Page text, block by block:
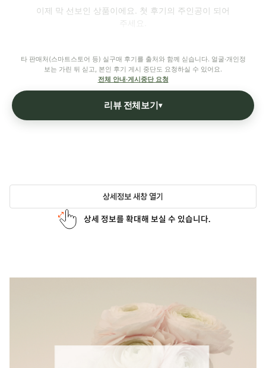
이제 막 선보인 상품이에요. 첫 후기의 주인공이 되어
주세요.
타 판매처(스마트스토어 등) 실구매 후기를 출처와 함께 싣습니다. 얼굴·개인정
보는 가린 뒤 싣고, 본인 후기 게시 중단도 요청하실 수 있어요.
전체 안내·게시중단 요청
리뷰 전체보기▾
상세정보 새창 열기
상세 정보를 확대해 보실 수 있습니다.